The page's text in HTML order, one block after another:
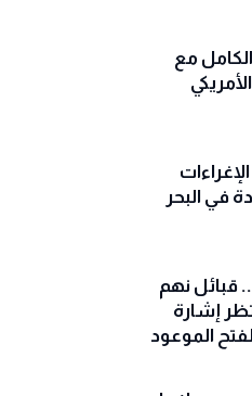
مع
في البحر
قبائل نهم
إشارة
الموعود